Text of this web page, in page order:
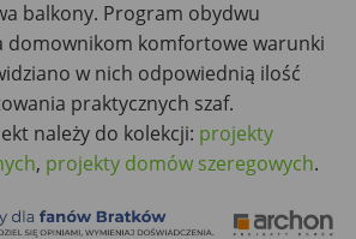
balkony. Program obydwu
domownikom komfortowe warunki
w nich odpowiednią ilość
praktycznych szaf.
należy do kolekcji: projekty
, projekty domów szeregowych.